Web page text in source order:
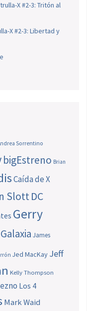
X #2-3: Tritón al
X #2-3: Libertad y
Sorrentino
bigEstreno Brian
Caída de X
SlottDC
Gerry
James
Jed MacKay Jeff
Kelly Thompson
Los 4
Mark Waid